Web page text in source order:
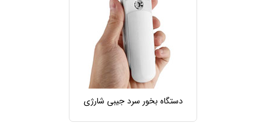
دستگاه بخور سرد جیبی شارژی